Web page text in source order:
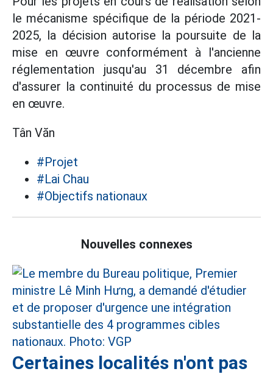
le mécanisme spécifique de la période 2021-
2025, la décision autorise la poursuite de la
mise en œuvre conformément à l'ancienne
réglementation jusqu'au 31 décembre afin
d'assurer la continuité du processus de mise
en œuvre.
Tân Văn
#Projet
#Lai Chau
#Objectifs nationaux
Nouvelles connexes
Certaines localités n'ont pas